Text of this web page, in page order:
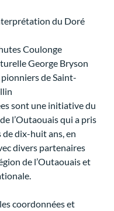
du Doré
Coulonge
George Bryson
de Saint-
sont une initiative du
l’Outaouais qui a pris
de dix-huit ans, en
divers partenaires
de l’Outaouais et
coordonnées et